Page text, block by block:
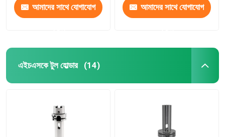
আমাদের সাথে যোগাযোগ আমাদের সাথে যোগাযোগ
এইচএসকে টুল হোল্ডার (14)